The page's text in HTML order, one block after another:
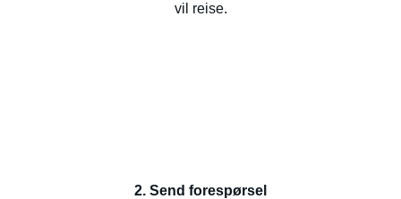
vil reise.
2. Send forespørsel